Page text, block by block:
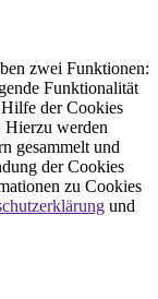
zwei Funktionen:
Funktionalität
der Cookies
Hierzu werden
gesammelt und
der Cookies
zu Cookies
und